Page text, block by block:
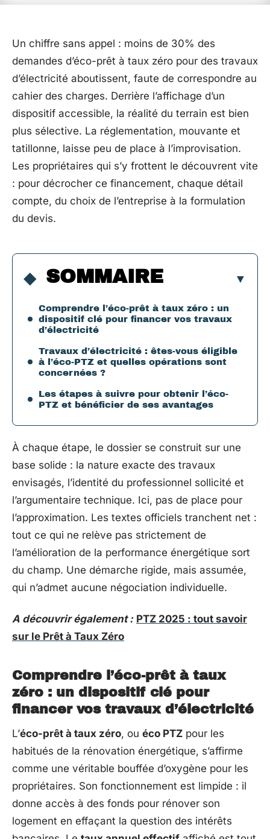
Un chiffre sans appel : moins de 30% des
demandes d’éco-prêt à taux zéro pour des travaux
d’électricité aboutissent, faute de correspondre au
cahier des charges. Derrière l’affichage d’un
dispositif accessible, la réalité du terrain est bien
plus sélective. La réglementation, mouvante et
tatillonne, laisse peu de place à l’improvisation.
Les propriétaires qui s’y frottent le découvrent vite
: pour décrocher ce financement, chaque détail
compte, du choix de l’entreprise à la formulation
du devis.
SOMMAIRE
Comprendre l’éco-prêt à taux zéro : un
dispositif clé pour financer vos travaux
d’électricité
Travaux d’électricité : êtes-vous éligible
à l’éco-PTZ et quelles opérations sont
concernées ?
Les étapes à suivre pour obtenir l’éco-
PTZ et bénéficier de ses avantages
À chaque étape, le dossier se construit sur une
base solide : la nature exacte des travaux
envisagés, l’identité du professionnel sollicité et
l’argumentaire technique. Ici, pas de place pour
l’approximation. Les textes officiels tranchent net :
tout ce qui ne relève pas strictement de
l’amélioration de la performance énergétique sort
du champ. Une démarche rigide, mais assumée,
qui n’admet aucune négociation individuelle.
A découvrir également : PTZ 2025 : tout savoir
sur le Prêt à Taux Zéro
Comprendre l’éco-prêt à taux
zéro : un dispositif clé pour
financer vos travaux d’électricité
L’éco-prêt à taux zéro, ou éco PTZ pour les
habitués de la rénovation énergétique, s’affirme
comme une véritable bouffée d’oxygène pour les
propriétaires. Son fonctionnement est limpide : il
donne accès à des fonds pour rénover son
logement en effaçant la question des intérêts